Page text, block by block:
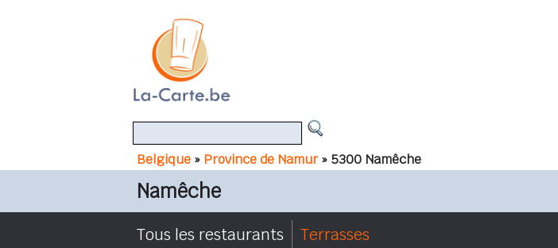
Belgique » Province de Namur» 5300 Namêche
Namêche
Tous les restaurants Terrasses